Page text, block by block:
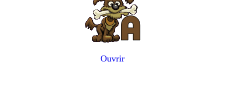
Ouvrir